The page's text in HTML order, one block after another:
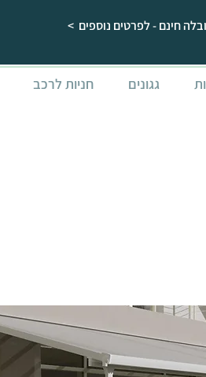
חינם - לפרטים נוספים >
גגונים חניות לרכב